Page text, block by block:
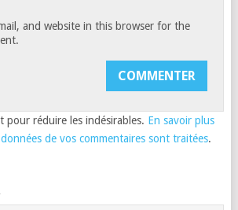
and website in this browser for the
pour réduire les indésirables. En savoir plus
de vos commentaires sont traitées.